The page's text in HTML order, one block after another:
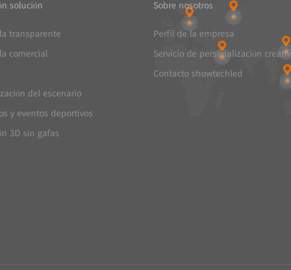
solución
transparente
comercial
del escenario
y eventos deportivos
3D sin gafas
Sobre nosotros
Perfil de la empresa
Servicio de personalización
Contacto showtechled